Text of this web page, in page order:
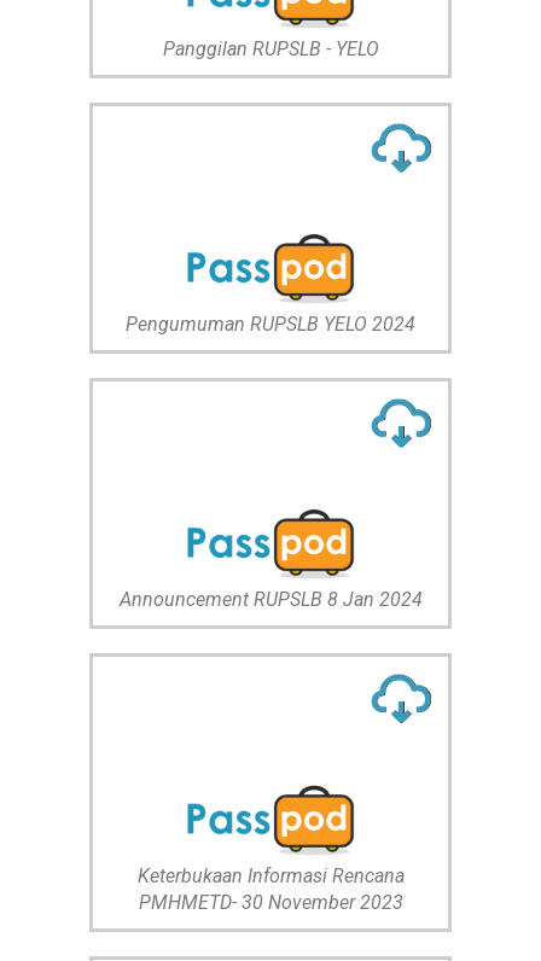
Panggilan RUPSLB - YELO
Pengumuman RUPSLB YELO 2024
Announcement RUPSLB 8 Jan 2024
Keterbukaan Informasi Rencana
PMHMETD- 30 November 2023